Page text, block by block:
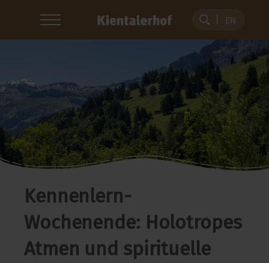
EN
Kennenlern-
Wochenende: Holotropes
Atmen und spirituelle